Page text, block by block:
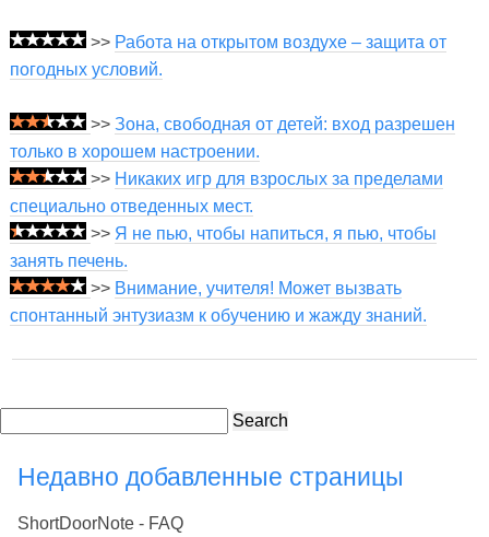
>> Работа на открытом воздухе – защита от
погодных условий.
>> Зона, свободная от детей: вход разрешен
только в хорошем настроении.
>> Никаких игр для взрослых за пределами
специально отведенных мест.
>> Я не пью, чтобы напиться, я пью, чтобы
занять печень.
>> Внимание, учителя! Может вызвать
спонтанный энтузиазм к обучению и жажду знаний.
Search
Недавно добавленные страницы
ShortDoorNote - FAQ